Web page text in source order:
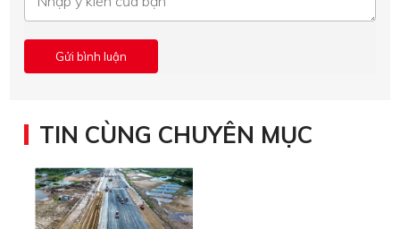
TIN CÙNG CHUYÊN MỤC